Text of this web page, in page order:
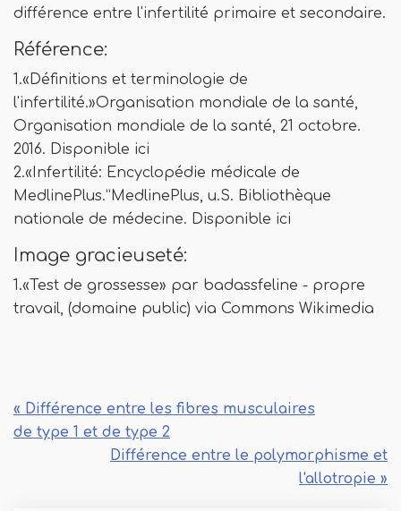
différence entre l'infertilité primaire et secondaire.
Référence:
1.«Définitions et terminologie de
l'infertilité.»Organisation mondiale de la santé,
Organisation mondiale de la santé, 21 octobre.
2016. Disponible ici
2.«Infertilité: Encyclopédie médicale de
MedlinePlus.”MedlinePlus, u.S. Bibliothèque
nationale de médecine. Disponible ici
Image gracieuseté:
1.«Test de grossesse» par badassfeline - propre
travail, (domaine public) via Commons Wikimedia
« Différence entre les fibres musculaires
de type 1 et de type 2
Différence entre le polymorphisme et
l'allotropie »